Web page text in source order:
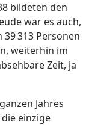
bildeten den
war es auch,
313 Personen
weiterhin im
Zeit, ja
Jahres
einzige